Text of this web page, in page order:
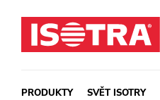
PRODUKTY SVĚT ISOTRY